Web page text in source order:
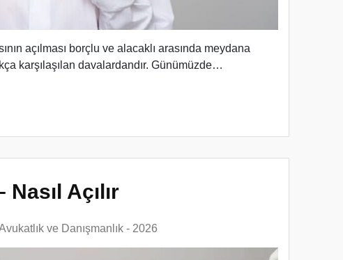
açılması borçlu ve alacaklı arasında meydana
karşılaşılan davalardandır. Günümüzde…
Açılır
ve Danışmanlık - 2026